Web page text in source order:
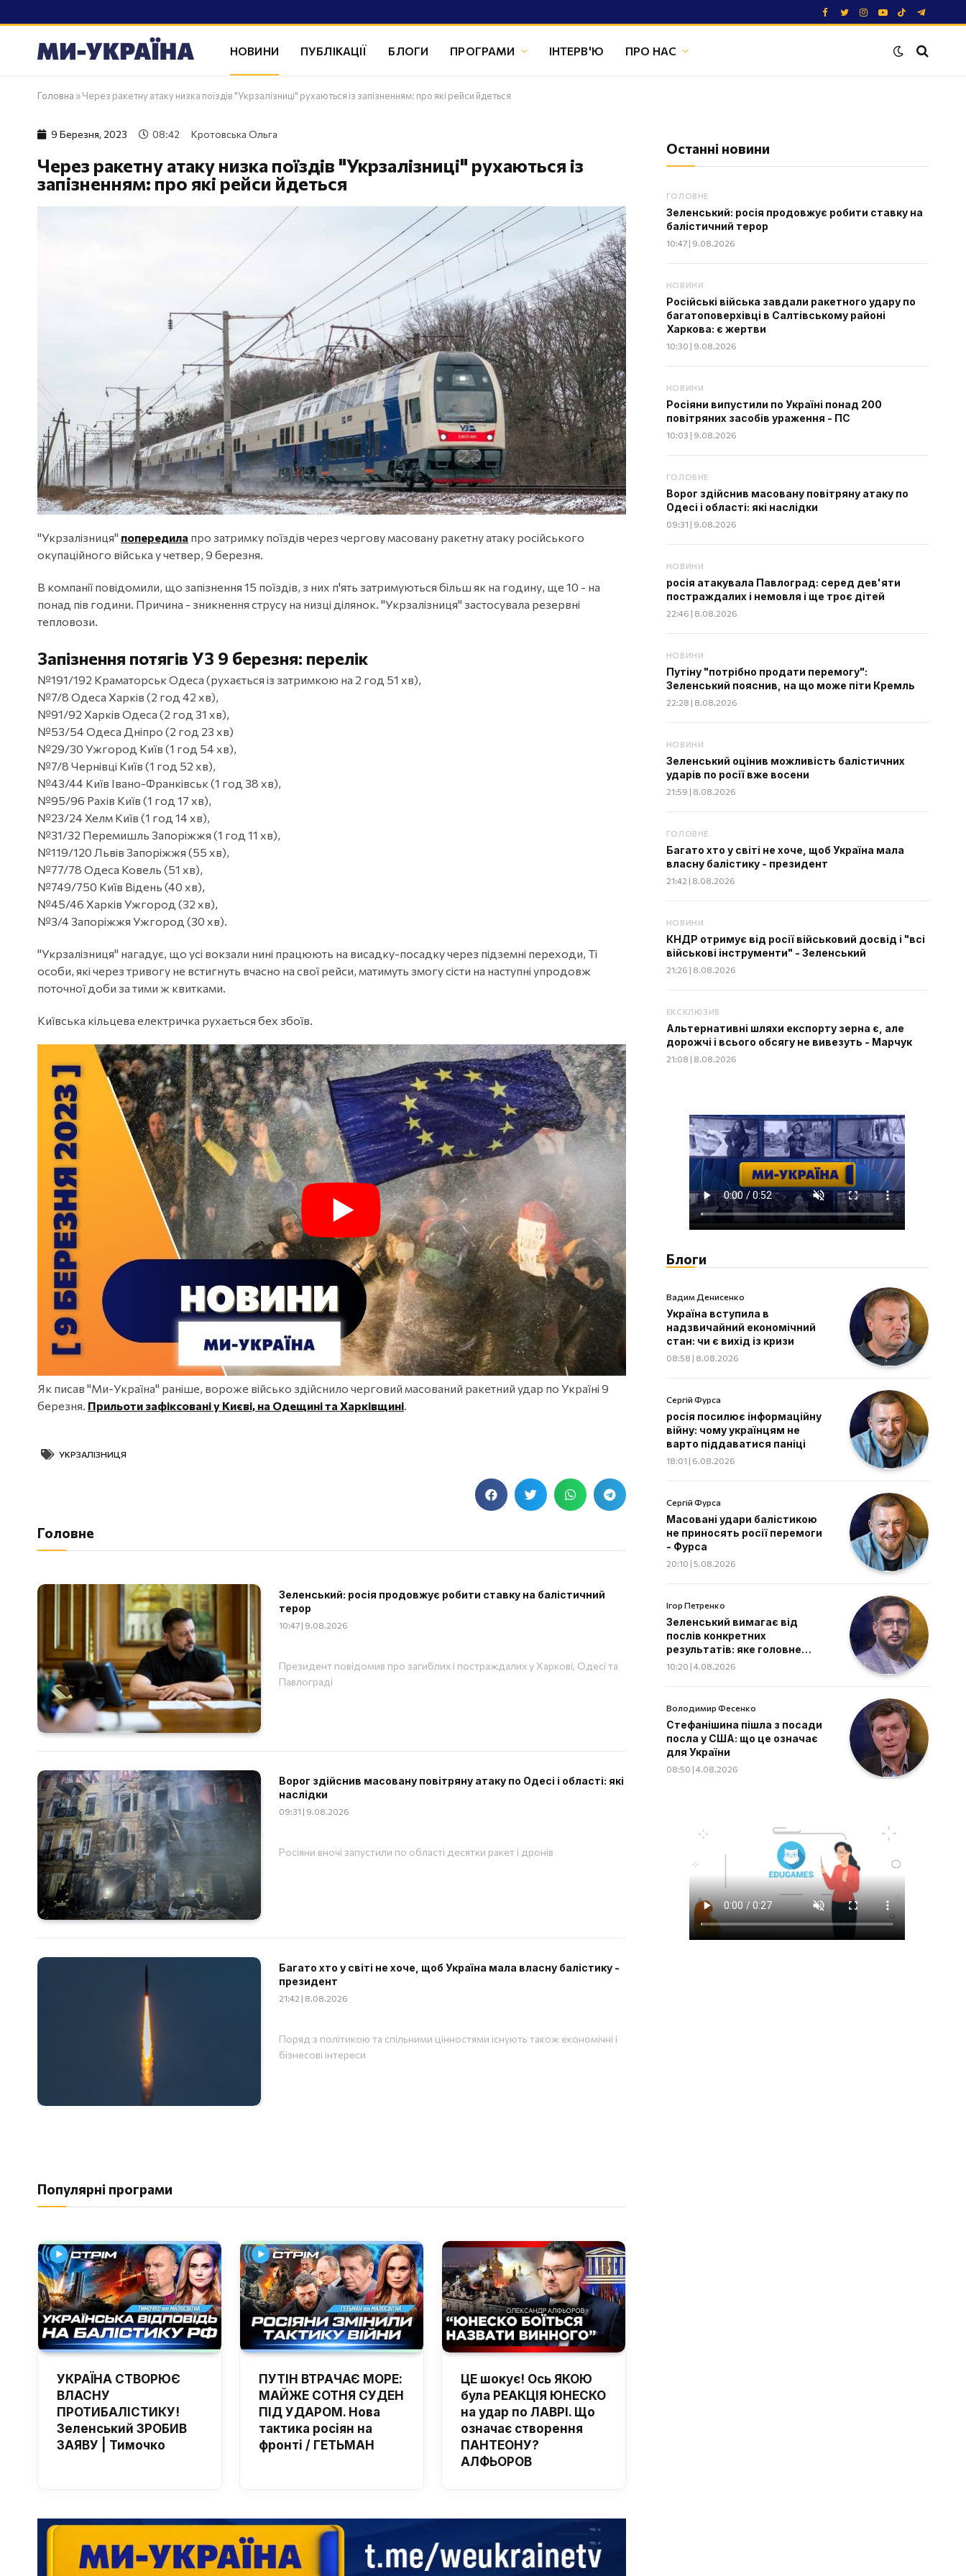
Facebook
TwitterInstagram
YouTube
TikTokTelegram
НОВИНИ ПУБЛІКАЦІЇ БЛОГИ ПРОГРАМИ ІНТЕРВ'Ю ПРО НАС
Головна »Через ракетну атаку низка поїздів "Укрзалізниці" рухаються із запізненням: про які рейси йдеться
9 Березня, 2023 08:42 Кротовська Ольга
Через ракетну атаку низка поїздів "Укрзалізниці" рухаються із
запізненням: про які рейси йдеться
"Укрзалізниця" попередила про затримку поїздів через чергову масовану ракетну атаку російського
окупаційного війська у четвер, 9 березня.
В компанії повідомили, що запізнення 15 поїздів, з них п'ять затримуються більш як на годину, ще 10 - на
понад пів години. Причина - зникнення струсу на низці ділянок. "Укрзалізниця" застосувала резервні
тепловози.
Запізнення потягів УЗ 9 березня: перелік
№191/192 Краматорськ Одеса (рухається із затримкою на 2 год 51 хв),
№7/8 Одеса Харків (2 год 42 хв),
№91/92 Харків Одеса (2 год 31 хв),
№53/54 Одеса Дніпро (2 год 23 хв)
№29/30 Ужгород Київ (1 год 54 хв),
№7/8 Чернівці Київ (1 год 52 хв),
№43/44 Київ Івано-Франківськ (1 год 38 хв),
№95/96 Рахів Київ (1 год 17 хв),
№23/24 Хелм Київ (1 год 14 хв),
№31/32 Перемишль Запоріжжя (1 год 11 хв),
№119/120 Львів Запоріжжя (55 хв),
№77/78 Одеса Ковель (51 хв),
№749/750 Київ Відень (40 хв),
№45/46 Харків Ужгород (32 хв),
№3/4 Запоріжжя Ужгород (30 хв).
"Укрзалізниця" нагадує, що усі вокзали нині працюють на висадку-посадку через підземні переходи, Ті
особи, які через тривогу не встигнуть вчасно на свої рейси, матимуть змогу сісти на наступні упродовж
поточної доби за тими ж квитками.
Київська кільцева електричка рухається бех збоїв.
Як писав "Ми-Україна" раніше, вороже військо здійснило черговий масований ракетний удар по Україні 9
березня. Прильоти зафіксовані у Києві, на Одещині та Харківщині.
УКРЗАЛІЗНИЦЯ
Головне
Зеленський: росія продовжує робити ставку на балістичний
терор
10:47 | 9.08.2026
Президент повідомив про загиблих і постраждалих у Харкові, Одесі та
Павлограді
Ворог здійснив масовану повітряну атаку по Одесі і області: які
наслідки
09:31 | 9.08.2026
Росіяни вночі запустили по області десятки ракет і дронів
Багато хто у світі не хоче, щоб Україна мала власну балістику -
президент
21:42 | 8.08.2026
Поряд з політикою та спільними цінностями існують також економічні і
бізнесові інтереси
Популярні програми
УКРАЇНА СТВОРЮЄ
ВЛАСНУ
ПРОТИБАЛІСТИКУ!
Зеленський ЗРОБИВ
ЗАЯВУ | Тимочко
ПУТІН ВТРАЧАЄ МОРЕ:
МАЙЖЕ СОТНЯ СУДЕН
ПІД УДАРОМ. Нова
тактика росіян на
фронті / ГЕТЬМАН
ЦЕ шокує! Ось ЯКОЮ
була РЕАКЦІЯ ЮНЕСКО
на удар по ЛАВРІ. Що
означає створення
ПАНТЕОНУ?
АЛФЬОРОВ
Останні новини
ГОЛОВНЕ
Зеленський: росія продовжує робити ставку на
балістичний терор
10:47 | 9.08.2026
НОВИНИ
Російські війська завдали ракетного удару по
багатоповерхівці в Салтівському районі
Харкова: є жертви
10:30 | 9.08.2026
НОВИНИ
Росіяни випустили по Україні понад 200
повітряних засобів ураження - ПС
10:03 | 9.08.2026
ГОЛОВНЕ
Ворог здійснив масовану повітряну атаку по
Одесі і області: які наслідки
09:31 | 9.08.2026
НОВИНИ
росія атакувала Павлоград: серед дев'яти
постраждалих і немовля і ще троє дітей
22:46 | 8.08.2026
НОВИНИ
Путіну "потрібно продати перемогу":
Зеленський пояснив, на що може піти Кремль
22:28 | 8.08.2026
НОВИНИ
Зеленський оцінив можливість балістичних
ударів по росії вже восени
21:59 | 8.08.2026
ГОЛОВНЕ
Багато хто у світі не хоче, щоб Україна мала
власну балістику - президент
21:42 | 8.08.2026
НОВИНИ
КНДР отримує від росії військовий досвід і "всі
військові інструменти" - Зеленський
21:26 | 8.08.2026
ЕКСКЛЮЗИВ
Альтернативні шляхи експорту зерна є, але
дорожчі і всього обсягу не вивезуть - Марчук
21:08 | 8.08.2026
Блоги
Вадим Денисенко
Україна вступила в
надзвичайний економічний
стан: чи є вихід із кризи
08:58 | 8.08.2026
Сергій Фурса
росія посилює інформаційну
війну: чому українцям не
варто піддаватися паніці
18:01 | 6.08.2026
Сергій Фурса
Масовані удари балістикою
не приносять росії перемоги
- Фурса
20:10 | 5.08.2026
Ігор Петренко
Зеленський вимагає від
послів конкретних
результатів: яке головне
завдання дипломатів
10:20 | 4.08.2026
Володимир Фесенко
Стефанішина пішла з посади
посла у США: що це означає
для України
08:50 | 4.08.2026